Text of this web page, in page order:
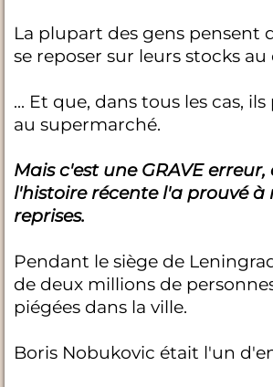
La plupart des gens pensent
se reposer sur leurs stocks
... Et que, dans tous les cas,
au supermarché.
Mais c'est une GRAVE
l'histoire récente l'a prouvé à
reprises.
Pendant le siège de
de deux millions de
piégées dans la ville.
Boris Nobukovic était l'un